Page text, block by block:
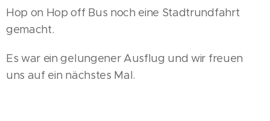
Hop on Hop off Bus noch eine Stadtrundfahrt
gemacht.
Es war ein gelungener Ausflug und wir freuen
uns auf ein nächstes Mal.